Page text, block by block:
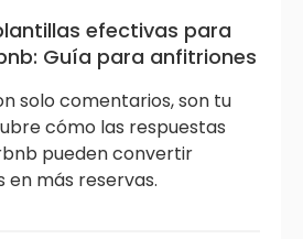
efectivas para
Guía para anfitriones
solo comentarios, son tu
cómo las respuestas
pueden convertir
en más reservas.